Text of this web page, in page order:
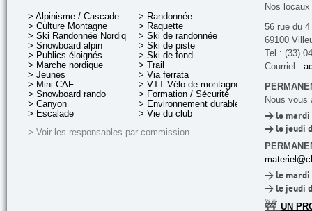
> Alpinisme / Cascade
> Culture Montagne
> Ski Randonnée Nordique
> Snowboard alpin
> Publics éloignés
> Marche nordique
> Jeunes
> Mini CAF
> Snowboard rando
> Canyon
> Escalade
> Randonnée
> Raquette
> Ski de randonnée
> Ski de piste
> Ski de fond
> Trail
> Via ferrata
> VTT Vélo de montagne
> Formation / Sécurité
> Environnement durable
> Vie du club
> Voir les responsables par commission
Nos
56 rue du
69100
Tel : (33)
Courriel :
Nous vous
> le mardi
> le jeudi
> le mardi
> le jeudi
🚧 UN